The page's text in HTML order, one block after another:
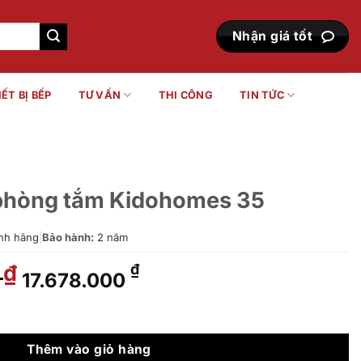
Nhận giá tốt
BỊ BẾP TƯ VẤN THI CÔNG TIN TỨC
tắm Kidohomes 35
hãng Bảo hành: 2 năm
₫ Giá
gốc
25.550.000 ₫.
17.678.000 ₫Giá
là:
17.678.000 ₫.
35 số lượng
Thêm vào giỏ hàng